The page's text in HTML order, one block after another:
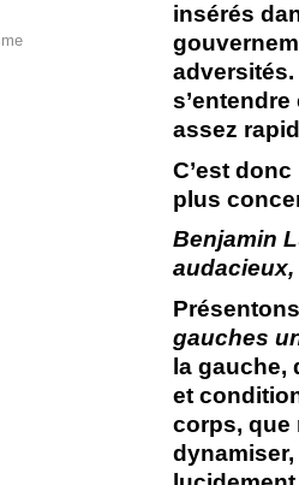
insérés
assez
C’est
plus
Benjamin
gauches
la gauche,
et
corps, que
dynamiser,